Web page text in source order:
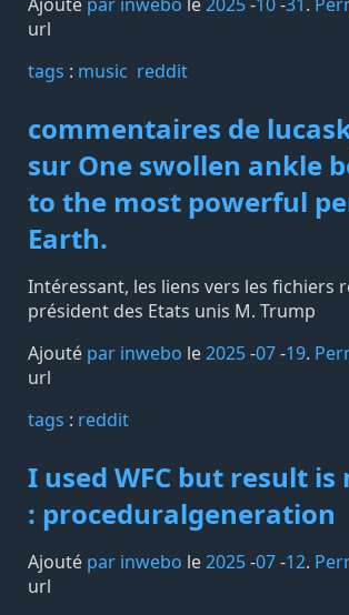
url
tags️ : music reddit
commentaires de
sur One swollen ankle
to the most powerful
Earth.
Intéressant, les liens vers les fichiers
président des Etats unis M. Trump
Ajouté par inwebo le2025-07-19.
url
tags️ : reddit
I used WFC but result is
: proceduralgeneration
Ajouté par inwebo le2025-07-12.
url